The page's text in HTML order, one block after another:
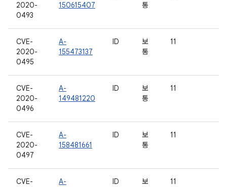
2020-
0493
150615407
통
CVE-
2020-
0495
A-
155473137
ID
보
통
11
CVE-
2020-
0496
A-
149481220
ID
보
통
11
CVE-
2020-
0497
A-
158481661
ID
보
통
11
CVE- A- ID 보 11